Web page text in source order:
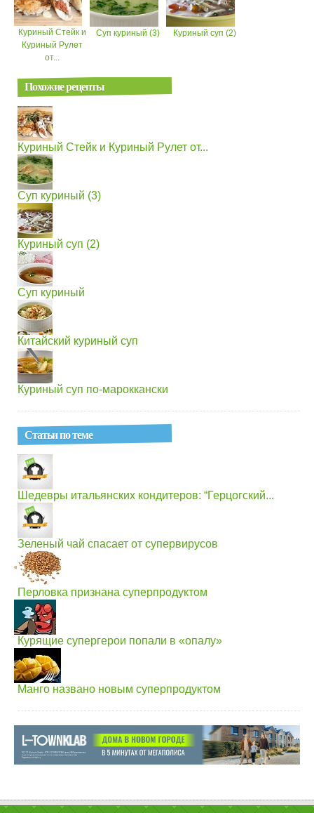
Куриный Стейк и
Куриный Рулет
от...
Суп куриный (3) Куриный суп (2)
Похожие рецепты
Куриный Стейк и Куриный Рулет от...
Суп куриный (3)
Куриный суп (2)
Суп куриный
Китайский куриный суп
Куриный суп по-мароккански
Статьи по теме
Шедевры итальянских кондитеров: “Герцогский...
Зеленый чай спасает от супервирусов
Перловка признана суперпродуктом
Курящие супергерои попали в «опалу»
Манго названо новым суперпродуктом